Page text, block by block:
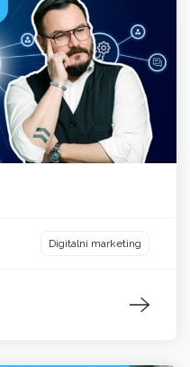
Digitalni marketing